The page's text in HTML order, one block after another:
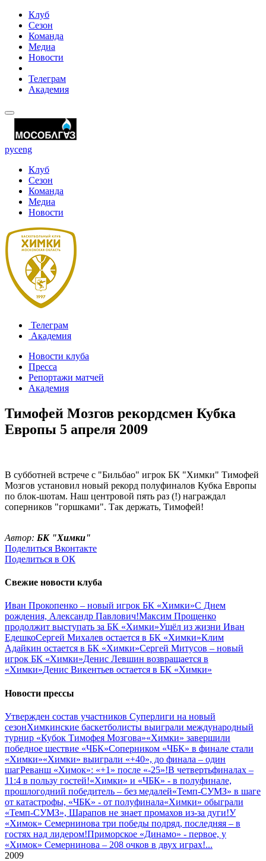
Клуб
Сезон
Команда
Медиа
Новости
Телеграм
Академия
русeng
Клуб
Сезон
Команда
Медиа
Новости
Телеграм
Академия
Новости клуба
Пресса
Репортажи матчей
Академия
Тимофей Мозгов рекордсмен Кубка
Европы 5 апреля 2009
В субботней встрече с "Бильбао" игрок БК "Химки" Тимофей
Мозгов установил новый рекорд полуфиналов Кубка Европы
по блок-шотам. Наш центровой пять раз (!) награждал
соперников "горшками". Так держать, Тимофей!
Автор: БК "Химки"
Поделиться Вконтакте
Поделиться в ОК
Свежие новости клуба
Иван Прокопенко – новый игрок БК «Химки»С Днем
рождения, Александр Павлович!Максим Прощенко
продолжит выступать за БК «Химки»Ушёл из жизни Иван
ЕдешкоСергей Михалев остается в БК «Химки»Клим
Адайкин остается в БК «Химки»Сергей Митусов – новый
игрок БК «Химки»Денис Левшин возвращается в
«Химки»Денис Викентьев остается в БК «Химки»
Новости прессы
Утвержден состав участников Cуперлиги на новый
сезонХимкинские баскетболисты выиграли международный
турнир «Кубок Тимофея Мозгова»«Химки» завершили
победное шествие «ЧБК»Соперником «ЧБК» в финале стали
«Химки»«Химки» выиграли «+40», до финала – один
шагРеванш «Химок»: «+1» после «-25»!В четвертьфиналах –
11:4 в пользу гостей!«Химки» и «ЧБК» - в полуфинале,
прошлогодний победитель – без медалей«Темп-СУМЗ» в шаге
от катастрофы, «ЧБК» - от полуфинала«Химки» обыграли
«Темп-СУМЗ», Шарапов не знает промахов из-за дуги!У
«Химок» Семернинова три победы подряд, последняя – в
гостях над лидером!Приморское «Динамо» - первое, у
«Химок» Семернинова – 208 очков в двух играх!...
2009